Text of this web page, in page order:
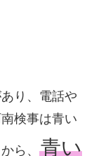
り、電話や
検事は青い
ら、 青い